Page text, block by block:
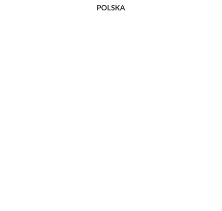
POLSKA